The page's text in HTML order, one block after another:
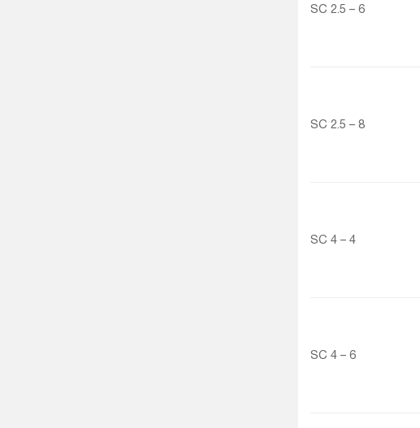
SC 2.5 – 6
SC 2.5 – 8
SC 4 – 4
SC 4 – 6